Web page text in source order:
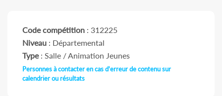
Code compétition : 312225
Niveau : Départemental
Type: Salle / Animation Jeunes
Personnes à contacter en cas d'erreur de contenu sur
calendrier ou résultats